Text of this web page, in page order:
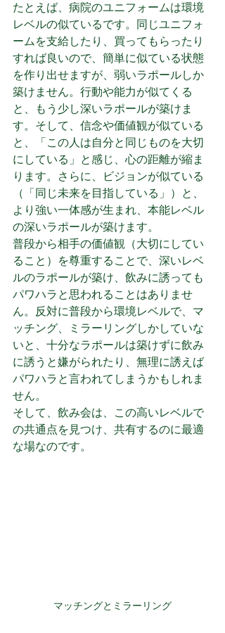
たとえば、病院のユニフォームは環境
レベルの似ているです。同じユニフォ
ームを支給したり、買ってもらったり
すれば良いので、簡単に似ている状態
を作り出せますが、弱いラポールしか
築けません。行動や能力が似てくる
と、もう少し深いラポールが築けま
す。そして、信念や価値観が似ている
と、「この人は自分と同じものを大切
にしている」と感じ、心の距離が縮ま
ります。さらに、ビジョンが似ている
（「同じ未来を目指している」）と、
より強い一体感が生まれ、本能レベル
の深いラポールが築けます。
普段から相手の価値観（大切にしてい
ること）を尊重することで、深いレベ
ルのラポールが築け、飲みに誘っても
パワハラと思われることはありませ
ん。反対に普段から環境レベルで、マ
ッチング、ミラーリングしかしていな
いと、十分なラポールは築けずに飲み
に誘うと嫌がられたり、無理に誘えば
パワハラと言われてしまうかもしれま
せん。
そして、飲み会は、この高いレベルで
の共通点を見つけ、共有するのに最適
な場なのです。
マッチングとミラーリング